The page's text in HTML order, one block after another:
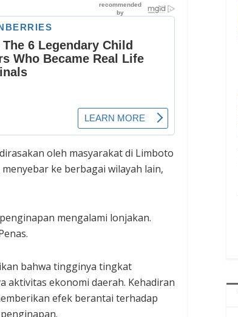
oleh masyarakat di Limboto
ke berbagai wilayah lain,
mengalami lonjakan.
bahwa tingginya tingkat
aktivitas ekonomi daerah. Kehadiran
efek berantai terhadap